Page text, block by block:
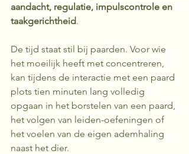
aandacht, regulatie, impulscontrole en
taakgerichtheid.
De tijd staat stil bij paarden. Voor wie
het moeilijk heeft met concentreren,
kan tijdens de interactie met een paard
plots tien minuten lang volledig
opgaan in het borstelen van een paard,
het volgen van leiden-oefeningen of
het voelen van de eigen ademhaling
naast het dier.